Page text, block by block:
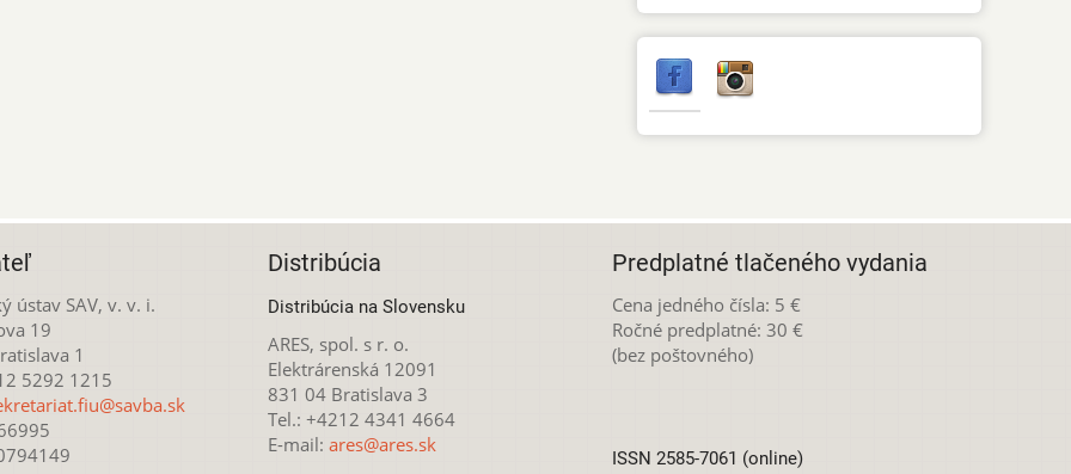
ústav SAV, v. v. i.
19
1
5292 1215
Distribúcia
Distribúcia na Slovensku
ARES, spol. s r. o.
Elektrárenská 12091
831 04 Bratislava 3
Tel.: +4212 4341 4664
E-mail: ares@ares.sk
Predplatné tlačeného vydania
Cena jedného čísla: 5 €
Ročné predplatné: 30 €
(bez poštovného)
ISSN 2585-7061 (online)